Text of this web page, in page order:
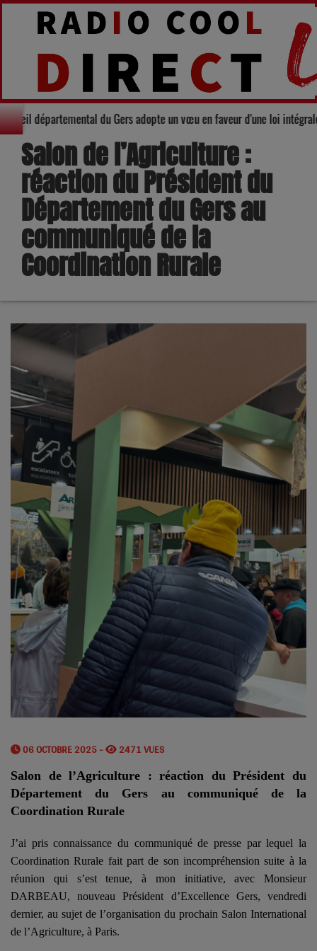
: Le Conseil départemental du Gers adopte un vœu en faveur d'une
Salon de l’Agriculture :
réaction du Président du
Département du Gers au
communiqué de la
Coordination Rurale
06 OCTOBRE 2025 - 2471 VUES
Salon de l’Agriculture : réaction du Président du
Département du Gers au communiqué de la
Coordination Rurale
J’ai pris connaissance du communiqué de presse par lequel la
Coordination Rurale fait part de son incompréhension suite à la
réunion qui s’est tenue, à mon initiative, avec Monsieur
DARBEAU, nouveau Président d’Excellence Gers, vendredi
dernier, au sujet de l’organisation du prochain Salon International
de l’Agriculture, à Paris.